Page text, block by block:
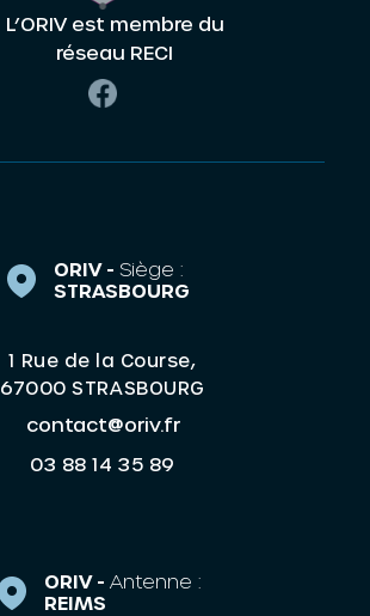
L’ORIV est membre du
réseau RECI
ORIV - Siège :
STRASBOURG
1 Rue de la Course,
67000 STRASBOURG
contact@oriv.fr
03 88 14 35 89
ORIV - Antenne :
REIMS